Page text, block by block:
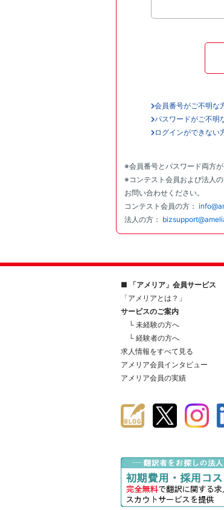
会員番号がご不明な
パスワードがご不明
ログインができない
※会員番号とパスワード両方
※コンテスト会員および法人
お問い合わせください。
コンテスト会員の方：
法人の方：
■ 「アメリア」会員サービス
「アメリアとは？」
サービスのご案内
└ 未経験の方へ
└ 経験者の方へ
求人情報をすべて見る
アメリア会員インタビュー
アメリア会員の実績